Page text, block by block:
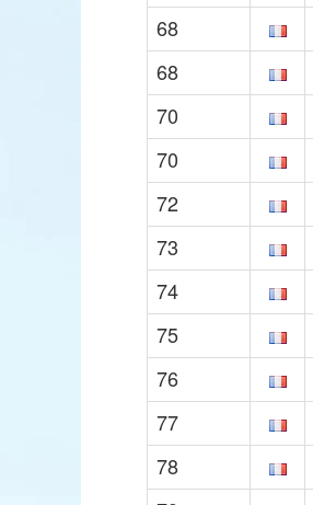
68
68
70
70
72
73
74
75
76
77
78